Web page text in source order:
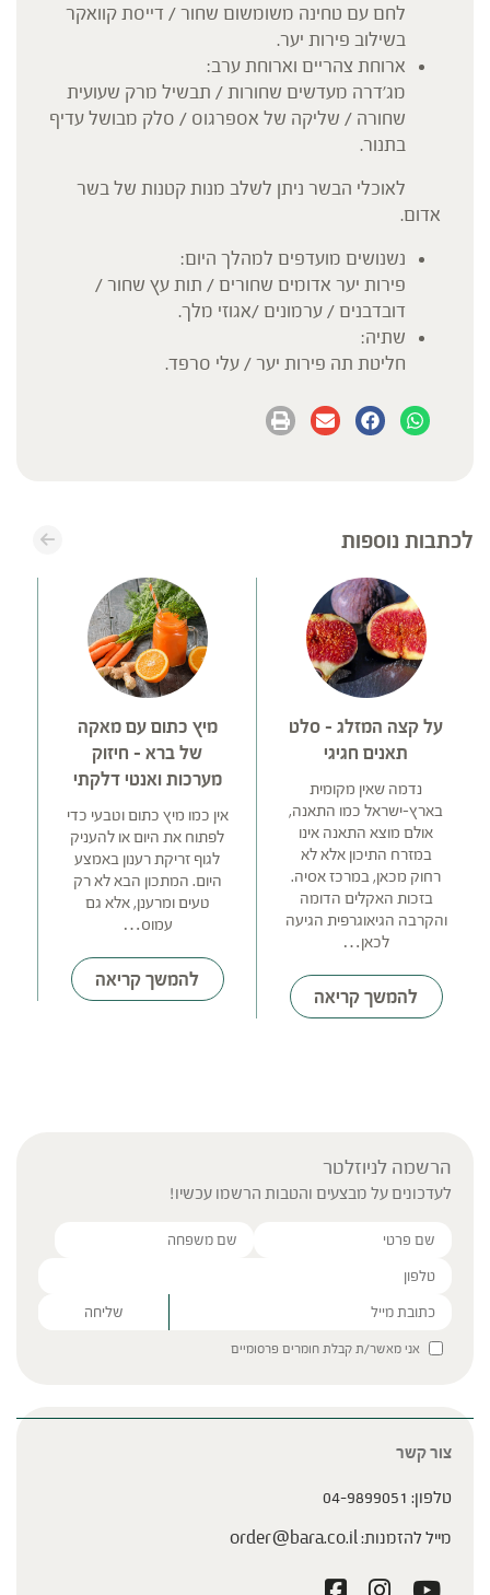
לחם עם טחינה משומשום שחור / דייסת קוואקר
בשילוב פירות יער.
ארוחת צהריים וארוחת ערב:
מג'דרה מעדשים שחורות / תבשיל מרק שעועית
שחורה / שליקה של אספרגוס / סלק מבושל עדיף
בתנור.
לאוכלי הבשר ניתן לשלב מנות קטנות של בשר
אדום.
נשנושים מועדפים למהלך היום:
פירות יער אדומים שחורים / תות עץ שחור /
דובדבנים / ערמונים /אגוזי מלך.
שתיה:
חליטת תה פירות יער / עלי סרפד.
לכתבות נוספות
על קצה המזלג – סלט
תאנים חגיגי
נדמה שאין מקומית
בארץ-ישראל כמו התאנה,
אולם מוצא התאנה אינו
במזרח התיכון אלא לא
רחוק מכאן, במרכז אסיה.
בזכות האקלים הדומה
והקרבה הגיאוגרפית הגיעה
לכאן…
להמשך קריאה
מיץ כתום עם מאקה
של ברא – חיזוק
מערכות ואנטי דלקתי
אין כמו מיץ כתום וטבעי כדי
לפתוח את היום או להעניק
לגוף זריקת רענון באמצע
היום. המתכון הבא לא רק
טעים ומרענן, אלא גם
עמוס…
להמשך קריאה
הרשמה לניוזלטר
לעדכונים על מבצעים והטבות הרשמו עכשיו!
Please leave this field empty.
אני מאשר/ת קבלת חומרים פרסומיים
צור קשר
טלפון: 04-9899051
מייל להזמנות: order@bara.co.il